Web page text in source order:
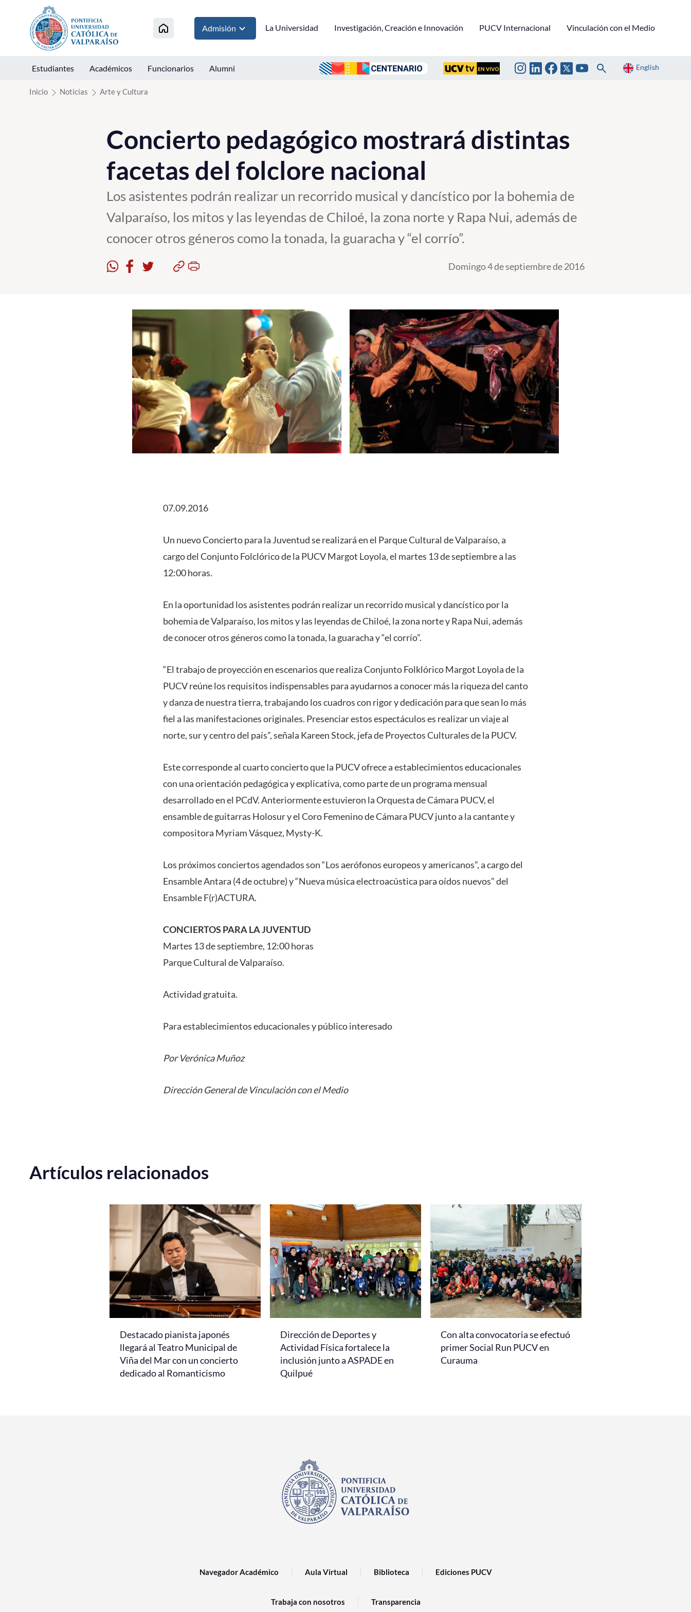
Click acá para ir directamente al contenido
Admisión La Universidad Investigación, Creación e Innovación PUCV Internacional Vinculación con el Medio
Estudiantes Académicos Funcionarios Alumni English
Inicio Noticias Arte y Cultura
Concierto pedagógico mostrará distintas
facetas del folclore nacional
Los asistentes podrán realizar un recorrido musical y dancístico por la bohemia de
Valparaíso, los mitos y las leyendas de Chiloé, la zona norte y Rapa Nui, además de
conocer otros géneros como la tonada, la guaracha y “el corrío”.
Domingo 4 de septiembre de 2016
07.09.2016
Un nuevo Concierto para la Juventud se realizará en el Parque Cultural de Valparaíso, a
cargo del Conjunto Folclórico de la PUCV Margot Loyola, el martes 13 de septiembre a las
12:00 horas.
En la oportunidad los asistentes podrán realizar un recorrido musical y dancístico por la
bohemia de Valparaíso, los mitos y las leyendas de Chiloé, la zona norte y Rapa Nui, además
de conocer otros géneros como la tonada, la guaracha y “el corrío”.
“El trabajo de proyección en escenarios que realiza Conjunto Folklórico Margot Loyola de la
PUCV reúne los requisitos indispensables para ayudarnos a conocer más la riqueza del canto
y danza de nuestra tierra, trabajando los cuadros con rigor y dedicación para que sean lo más
fiel a las manifestaciones originales. Presenciar estos espectáculos es realizar un viaje al
norte, sur y centro del país”, señala Kareen Stock, jefa de Proyectos Culturales de la PUCV.
Este corresponde al cuarto concierto que la PUCV ofrece a establecimientos educacionales
con una orientación pedagógica y explicativa, como parte de un programa mensual
desarrollado en el PCdV. Anteriormente estuvieron la Orquesta de Cámara PUCV, el
ensamble de guitarras Holosur y el Coro Femenino de Cámara PUCV junto a la cantante y
compositora Myriam Vásquez, Mysty-K.
Los próximos conciertos agendados son “Los aerófonos europeos y americanos”, a cargo del
Ensamble Antara (4 de octubre) y “Nueva música electroacústica para oídos nuevos” del
Ensamble F(r)ACTURA.
CONCIERTOS PARA LA JUVENTUD
Martes 13 de septiembre, 12:00 horas
Parque Cultural de Valparaíso.
Actividad gratuita.
Para establecimientos educacionales y público interesado
Por Verónica Muñoz
Dirección General de Vinculación con el Medio
Artículos relacionados
Destacado pianista japonés
llegará al Teatro Municipal de
Viña del Mar con un concierto
dedicado al Romanticismo
Dirección de Deportes y
Actividad Física fortalece la
inclusión junto a ASPADE en
Quilpué
Con alta convocatoria se efectuó
primer Social Run PUCV en
Curauma
Navegador Académico Aula Virtual Biblioteca Ediciones PUCV
Trabaja con nosotros Transparencia